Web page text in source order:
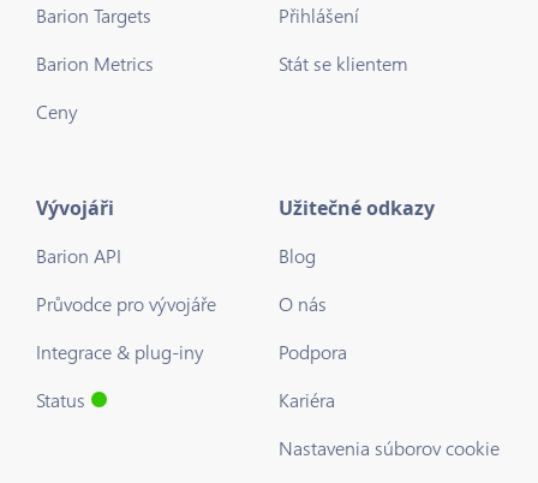
Barion Targets
Barion Metrics
Ceny
Přihlášení
Stát se klientem
Vývojáři
Barion API
Průvodce pro vývojáře
Integrace & plug-iny
Status
Užitečné odkazy
Blog
O nás
Podpora
Kariéra
Nastavenia súborov cookie